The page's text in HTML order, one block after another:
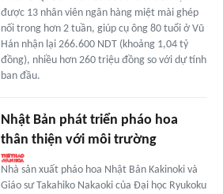
được 13 nhân viên ngân hàng miệt mài ghép
nối trong hơn 2 tuần, giúp cụ ông 80 tuổi ở Vũ
Hán nhận lại 266.600 NDT (khoảng 1,04 tỷ
đồng), nhiều hơn 260 triệu đồng so với dự tính
ban đầu.
Nhật Bản phát triển pháo hoa
thân thiện với môi trường
Nhà sản xuất pháo hoa Nhật Bản Kakinoki và
Giáo sư Takahiko Nakaoki của Đại học Ryukoku